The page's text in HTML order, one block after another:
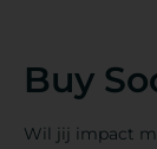
Buy
Wil jij impact